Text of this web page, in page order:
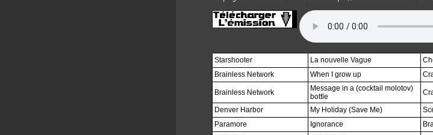
Starshooter La nouvelle Vague
Brainless Network
When I grow up
Brainless Network
Message in a (cocktail molotov)
bottle
Denver Harbor My Holiday (Save Me)
Paramore
Ignorance